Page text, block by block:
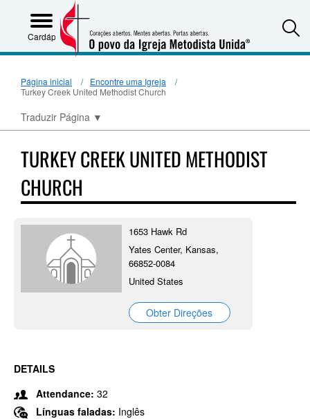
Cardápio
Página inicial
Encontre uma Igreja
Turkey Creek United Methodist Church
Traduzir Página ▼
TURKEY CREEK UNITED METHODIST
CHURCH
1653 Hawk Rd
Yates Center, Kansas,
66852-0084
United States
Obter Direções
DETAILS
Attendance: 32
Línguas faladas: Inglês